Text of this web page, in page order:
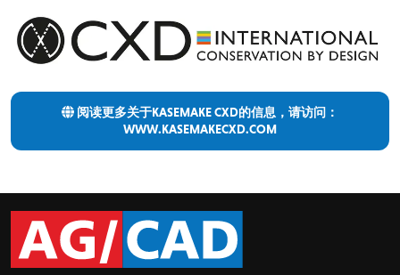
阅读更多关于KASEMAKE CXD的信息，请访问：
WWW.KASEMAKECXD.COM